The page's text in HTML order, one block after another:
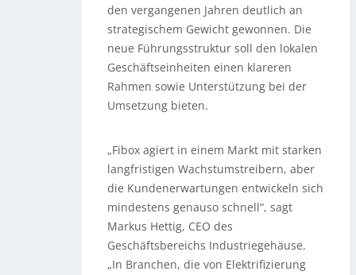
den vergangenen Jahren deutlich an
strategischem Gewicht gewonnen. Die
neue Führungsstruktur soll den lokalen
Geschäftseinheiten einen klareren
Rahmen sowie Unterstützung bei der
Umsetzung bieten.
„Fibox agiert in einem Markt mit starken
langfristigen Wachstumstreibern, aber
die Kundenerwartungen entwickeln sich
mindestens genauso schnell“, sagt
Markus Hettig, CEO des
Geschäftsbereichs Industriegehäuse.
„In Branchen, die von Elektrifizierung